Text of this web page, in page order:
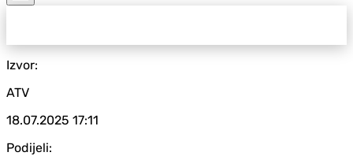
Izvor:
ATV
18.07.2025 17:11
Podijeli: